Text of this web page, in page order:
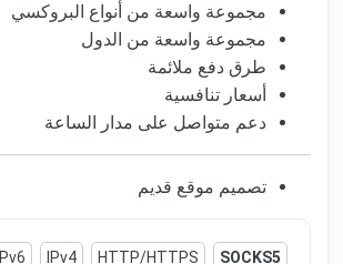
مجموعة واسعة من أنواع البروكسي
مجموعة واسعة من الدول
طرق دفع ملائمة
أسعار تنافسية
دعم متواصل على مدار الساعة
تصميم موقع قديم
SOCKS5
HTTP/HTTPS
IPv4
IPv6